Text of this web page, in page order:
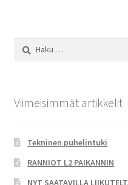
Haku:
Viimeisimmät artikkelit
Tekninen puhelintuki
RANNIOT L2 PAIKANNIN
NYT SAATAVILLA